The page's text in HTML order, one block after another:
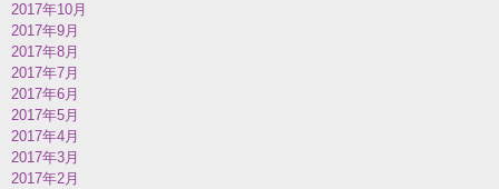
2017年10月
2017年9月
2017年8月
2017年7月
2017年6月
2017年5月
2017年4月
2017年3月
2017年2月